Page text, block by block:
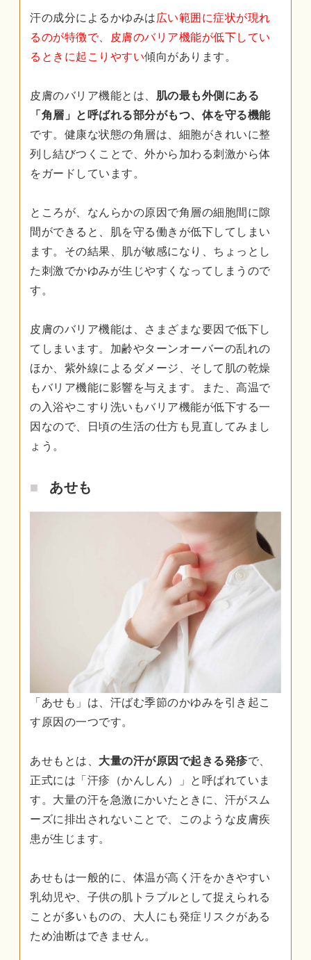
汗の成分によるかゆみは広い範囲に症状が現れ
るのが特徴で、皮膚のバリア機能が低下してい
るときに起こりやすい傾向があります。
皮膚のバリア機能とは、 肌の最も外側にある
「角層」と呼ばれる部分がもつ、体を守る機能
です。健康な状態の角層は、細胞がきれいに整
列し結びつくことで、外から加わる刺激から体
をガードしています。
ところが、なんらかの原因で角層の細胞間に隙
間ができると、肌を守る働きが低下してしまい
ます。その結果、肌が敏感になり、ちょっとし
た刺激でかゆみが生じやすくなってしまうので
す。
皮膚のバリア機能は、さまざまな要因で低下し
てしまいます。加齢やターンオーバーの乱れの
ほか、紫外線によるダメージ、そして肌の乾燥
もバリア機能に影響を与えます。また、高温で
の入浴やこすり洗いもバリア機能が低下する一
因なので、日頃の生活の仕方も見直してみまし
ょう。
あせも
「あせも」は、汗ばむ季節のかゆみを引き起こ
す原因の一つです。
あせもとは、 大量の汗が原因で起きる発疹で、
正式には「汗疹（かんしん）」と呼ばれていま
す。大量の汗を急激にかいたときに、汗がスム
ーズに排出されないことで、このような皮膚疾
患が生じます。
あせもは一般的に、体温が高く汗をかきやすい
乳幼児や、子供の肌トラブルとして捉えられる
ことが多いものの、大人にも発症リスクがある
ため油断はできません。